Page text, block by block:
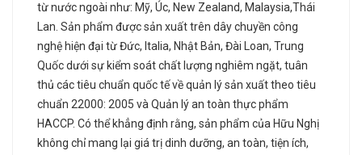
từ nước ngoài như: Mỹ, Úc, New Zealand, Malaysia,Thái
Lan. Sản phẩm được sản xuất trên dây chuyền công
nghệ hiện đại từ Đức, Italia, Nhật Bản, Đài Loan, Trung
Quốc dưới sự kiểm soát chất lượng nghiêm ngặt, tuân
thủ các tiêu chuẩn quốc tế về quản lý sản xuất theo tiêu
chuẩn 22000: 2005 và Quản lý an toàn thực phẩm
HACCP. Có thể khẳng định rằng, sản phẩm của Hữu Nghị
không chỉ mang lại giá trị dinh dưỡng, an toàn, tiện ích,